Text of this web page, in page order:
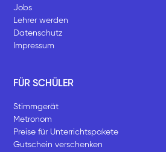
Jobs
Lehrer werden
Datenschutz
Impressum
FÜR SCHÜLER
Stimmgerät
Metronom
Preise für Unterrichtspakete
Gutschein verschenken